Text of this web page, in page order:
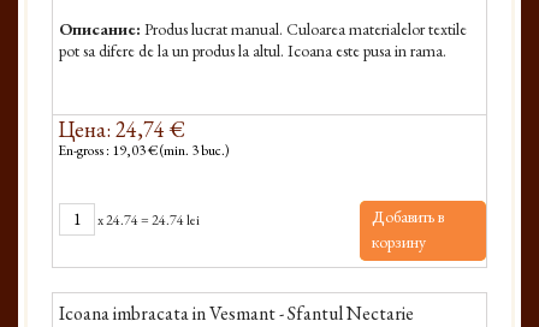
Описание: Produs lucrat manual. Culoarea materialelor textile
pot sa difere de la un produs la altul. Icoana este pusa in rama.
Цена: 24,74 €
En-gross : 19,03 € (min. 3 buc.)
x24.74=24.74 lei
Добавить в
корзину
Icoana imbracata in Vesmant - Sfantul Nectarie